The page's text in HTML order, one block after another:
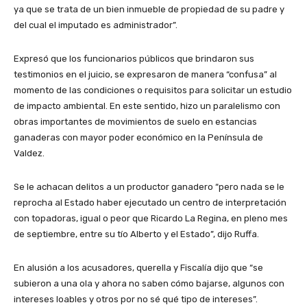
ya que se trata de un bien inmueble de propiedad de su padre y
del cual el imputado es administrador”.
Expresó que los funcionarios públicos que brindaron sus
testimonios en el juicio, se expresaron de manera “confusa” al
momento de las condiciones o requisitos para solicitar un estudio
de impacto ambiental. En este sentido, hizo un paralelismo con
obras importantes de movimientos de suelo en estancias
ganaderas con mayor poder económico en la Península de
Valdez.
Se le achacan delitos a un productor ganadero “pero nada se le
reprocha al Estado haber ejecutado un centro de interpretación
con topadoras, igual o peor que Ricardo La Regina, en pleno mes
de septiembre, entre su tío Alberto y el Estado”, dijo Ruffa.
En alusión a los acusadores, querella y Fiscalía dijo que “se
subieron a una ola y ahora no saben cómo bajarse, algunos con
intereses loables y otros por no sé qué tipo de intereses”.